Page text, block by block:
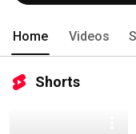
Home Videos
Shorts